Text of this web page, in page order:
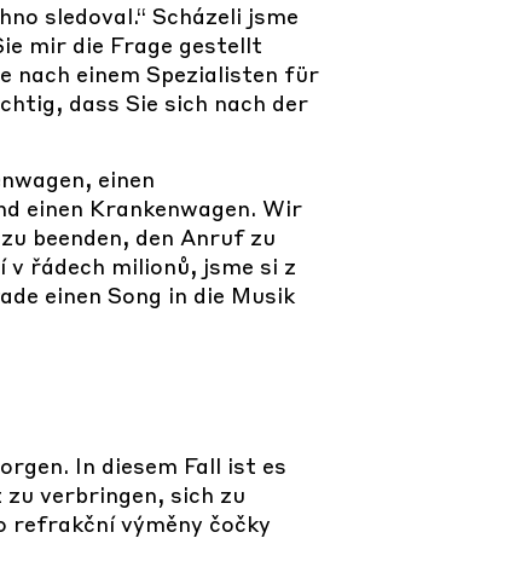
sledoval.“ Scházeli jsme
mir die Frage gestellt
nach einem Spezialisten für
dass Sie sich nach der
einen
einen Krankenwagen. Wir
beenden, den Anruf zu
řádech milionů, jsme si z
einen Song in die Musik
In diesem Fall ist es
verbringen, sich zu
refrakční výměny čočky